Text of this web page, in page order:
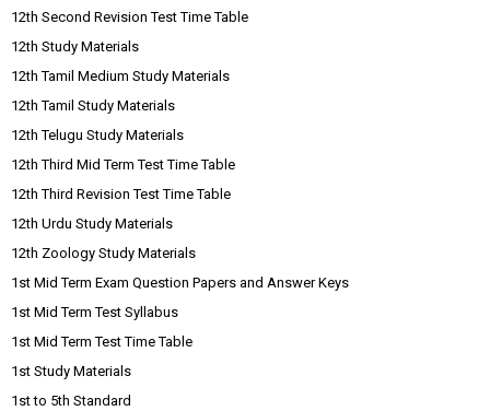
12th Second Revision Test Time Table
12th Study Materials
12th Tamil Medium Study Materials
12th Tamil Study Materials
12th Telugu Study Materials
12th Third Mid Term Test Time Table
12th Third Revision Test Time Table
12th Urdu Study Materials
12th Zoology Study Materials
1st Mid Term Exam Question Papers and Answer Keys
1st Mid Term Test Syllabus
1st Mid Term Test Time Table
1st Study Materials
1st to 5th Standard